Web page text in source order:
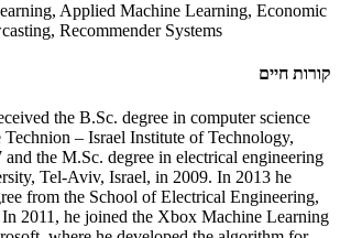
Applied Machine Learning, Economic
Recommender Systems
קורות חיים
the B.Sc. degree in computer science
– Israel Institute of Technology,
the M.Sc. degree in electrical engineering
Tel-Aviv, Israel, in 2009. In 2013 he
from the School of Electrical Engineering,
2011, he joined the Xbox Machine Learning